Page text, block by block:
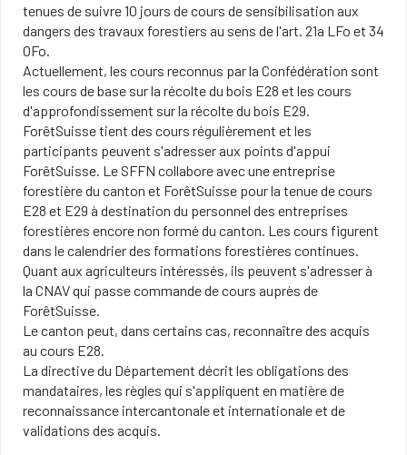
tenues de suivre 10 jours de cours de sensibilisation aux
dangers des travaux forestiers au sens de l'art. 21a LFo et 34
OFo.
Actuellement, les cours reconnus par la Confédération sont
les cours de base sur la récolte du bois E28 et les cours
d'approfondissement sur la récolte du bois E29.
ForêtSuisse tient des cours régulièrement et les
participants peuvent s'adresser aux points d'appui
ForêtSuisse. Le SFFN collabore avec une entreprise
forestière du canton et ForêtSuisse pour la tenue de cours
E28 et E29 à destination du personnel des entreprises
forestières encore non formé du canton. Les cours figurent
dans le calendrier des formations forestières continues.
Quant aux agriculteurs intéressés, ils peuvent s'adresser à
la CNAV qui passe commande de cours auprès de
ForêtSuisse.
Le canton peut, dans certains cas, reconnaître des acquis
au cours E28.
La directive du Département décrit les obligations des
mandataires, les règles qui s'appliquent en matière de
reconnaissance intercantonale et internationale et de
validations des acquis.